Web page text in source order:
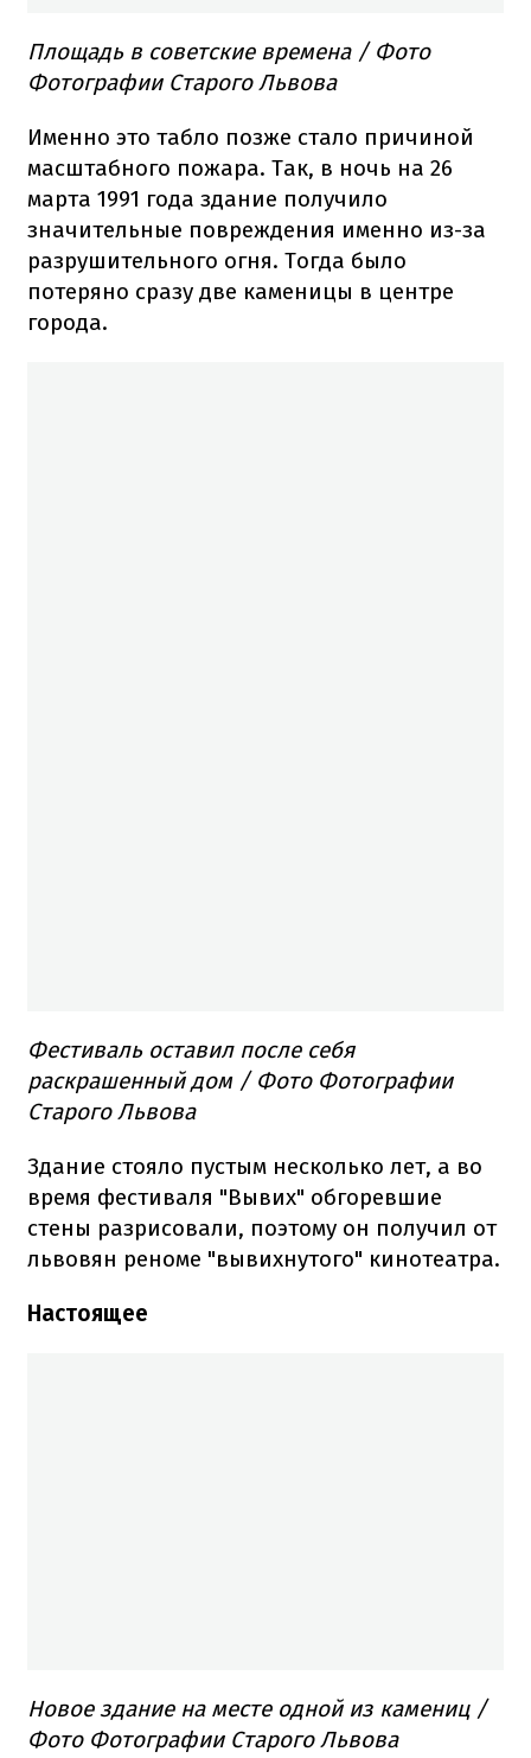
Площадь в советские времена / Фото
Фотографии Старого Львова
Именно это табло позже стало причиной
масштабного пожара. Так, в ночь на 26
марта 1991 года здание получило
значительные повреждения именно из-за
разрушительного огня. Тогда было
потеряно сразу две каменицы в центре
города.
Фестиваль оставил после себя
раскрашенный дом / Фото Фотографии
Старого Львова
Здание стояло пустым несколько лет, а во
время фестиваля "Вывих" обгоревшие
стены разрисовали, поэтому он получил от
львовян реноме "вывихнутого" кинотеатра.
Настоящее
Новое здание на месте одной из камениц /
Фото Фотографии Старого Львова